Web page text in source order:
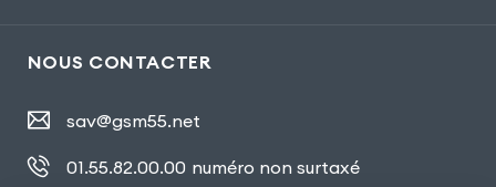
NOUS CONTACTER
sav@gsm55.net
01.55.82.00.00 numéro non surtaxé